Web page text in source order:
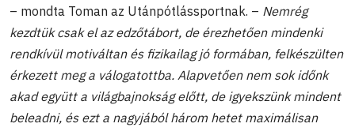
– mondta Toman az Utánpótlássportnak. – Nemrég
kezdtük csak el az edzőtábort, de érezhetően mindenki
rendkívül motiváltan és fizikailag jó formában, felkészülten
érkezett meg a válogatottba. Alapvetően nem sok időnk
akad együtt a világbajnokság előtt, de igyekszünk mindent
beleadni, és ezt a nagyjából három hetet maximálisan